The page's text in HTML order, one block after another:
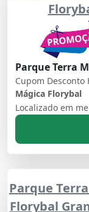
Parque Terra
Cupom Desconto
Mágica Florybal
Parque
Florybal